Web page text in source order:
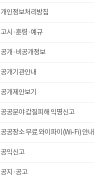
개인정보처리방침
고시·훈령·예규
공개·비공개정보
공개기관안내
공개제안보기
공공분야 갑질피해 익명신고
공공장소 무료 와이파이(Wi-Fi) 안내
공익신고
공지·공고